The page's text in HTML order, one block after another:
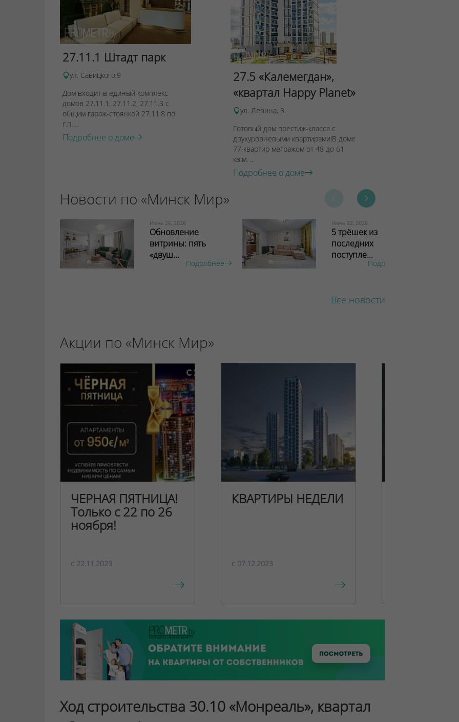
27.11.1 Штадт парк
ул. Савицкого,9
Дом входит в единый комплекс
домов 27.11.1, 27.11.2, 27.11.3 с
общим гараж-стоянкой 27.11.8 по
г.п. ...
Подробнее о доме
27.5 «Калемегдан»,
«квартал Happy Planet»
ул. Левина, 3
Готовый дом престиж-класса с
двухуровневыми квартирами!В доме
77 квартир метражом от 48 до 61
кв.м. ...
Подробнее о доме
Новости по «Минск Мир»
Июнь 26, 2026
Обновление
витрины: пять
«двуш...
Подробнее
Июнь 22, 2026
5 трёшек из
последних
поступле...
Подробнее
Все новости
Акции по «Минск Мир»
ЧЕРНАЯ ПЯТНИЦА!
Только с 22 по 26
ноября!
c 22.11.2023
КВАРТИРЫ НЕДЕЛИ
c 07.12.2023
Ход строительства 30.10 «Монреаль», квартал